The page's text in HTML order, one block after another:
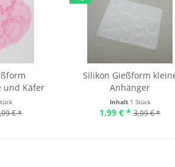
und Käfer
€ *
Silikon Gießform
Anhänger
Inhalt 1 Stück
1,99 € * 3,99 € *